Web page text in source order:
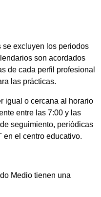
excluyen los periodos
son acordados
de cada perfil profesional
las prácticas.
igual o cercana al horario
entre las 7:00 y las
seguimiento, periódicas
en el centro educativo.
Medio tienen una